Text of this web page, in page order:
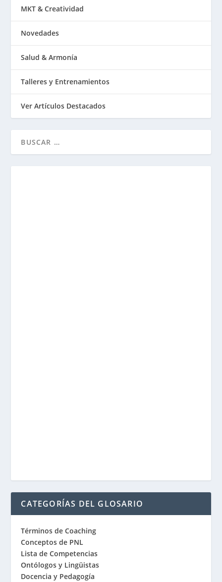
MKT & Creatividad
Novedades
Salud & Armonía
Talleres y Entrenamientos
Ver Artículos Destacados
CATEGORÍAS DEL GLOSARIO
Términos de Coaching
Conceptos de PNL
Lista de Competencias
Ontólogos y Lingüistas
Docencia y Pedagogía